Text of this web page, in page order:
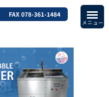
FAX 078-361-1484